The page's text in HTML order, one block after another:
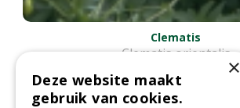
Clematis
Clematis orientalis
×
Deze website maakt
gebruik van cookies.